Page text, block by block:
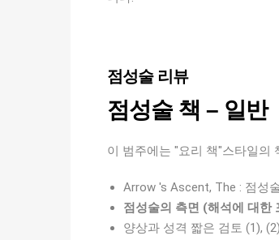
점성술 리뷰
점성술 책 – 일반
이 범주에는 "요리 책"스타일의
Arrow 's Ascent, The : 점성
점성술의 측면 (해석에 대한
양상과 성격 짧은 검토 (1), (2)